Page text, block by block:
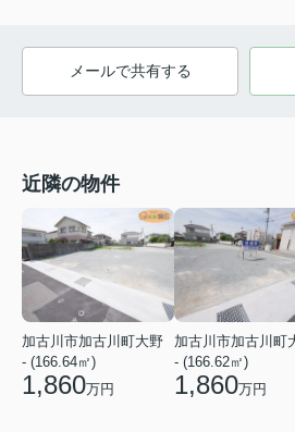
メールで共有する
近隣の物件
加古川市加古川町大野
- (166.64㎡)
1,860万円
加古川市加古川町
- (166.62㎡)
1,860万円